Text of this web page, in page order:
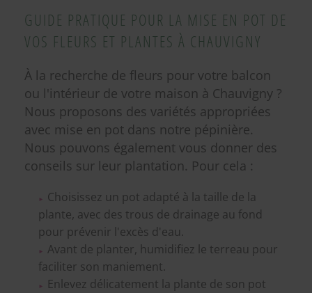
GUIDE PRATIQUE POUR LA MISE EN POT DE
VOS FLEURS ET PLANTES À CHAUVIGNY
À la recherche de fleurs pour votre balcon
ou l'intérieur de votre maison à Chauvigny ?
Nous proposons des variétés appropriées
avec mise en pot dans notre pépinière.
Nous pouvons également vous donner des
conseils sur leur plantation. Pour cela :
Choisissez un pot adapté à la taille de la
plante, avec des trous de drainage au fond
pour prévenir l'excès d'eau.
Avant de planter, humidifiez le terreau pour
faciliter son maniement.
Enlevez délicatement la plante de son pot